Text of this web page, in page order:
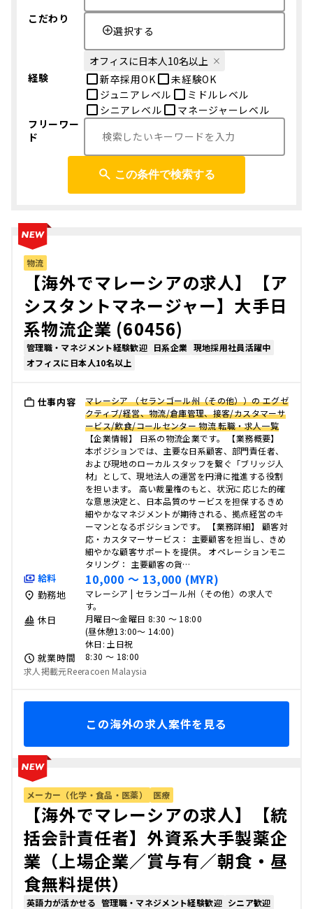
こだわり
選択する
オフィスに日本人10名以上
経験
新卒採用OK
未経験OK
ジュニアレベル
ミドルレベル
シニアレベル
マネージャーレベル
フリーワー
ド
この条件で検索する
物流
【海外でマレーシアの求人】【ア
シスタントマネージャー】大手日
系物流企業 (60456)
管理職・マネジメント経験歓迎 日系企業 現地採用社員活躍中
オフィスに日本人10名以上
仕事内容
マレーシア （セランゴール州（その他））の エグゼ
クティブ/経営、物流/倉庫管理、接客/カスタマーサ
ービス/飲食/コールセンター 物流 転職・求人一覧
【企業情報】 日系の物流企業です。 【業務概要】
本ポジションでは、主要な日系顧客、部門責任者、
および現地のローカルスタッフを繋ぐ「ブリッジ人
材」として、現地法人の運営を円滑に推進する役割
を担います。 高い裁量権のもと、状況に応じた的確
な意思決定と、日本品質のサービスを担保するきめ
細やかなマネジメントが期待される、拠点経営のキ
ーマンとなるポジションです。 【業務詳細】 顧客対
応・カスタマーサービス： 主要顧客を担当し、きめ
細やかな顧客サポートを提供。 オペレーションモニ
タリング： 主要顧客の貨…
給料 10,000 〜 13,000 (MYR)
勤務地
マレーシア | セランゴール州（その他）の求人で
す。
休日
月曜日～金曜日 8:30 ～ 18:00
(昼休憩13:00～ 14:00)
休日: 土日祝
就業時間
8:30 〜 18:00
求人掲載元Reeracoen Malaysia
この海外の求人案件を見る
メーカー（化学・食品・医薬） 医療
【海外でマレーシアの求人】【統
括会計責任者】外資系大手製薬企
業（上場企業／賞与有／朝食・昼
食無料提供）
英語力が活かせる 管理職・マネジメント経験歓迎 シニア歓迎